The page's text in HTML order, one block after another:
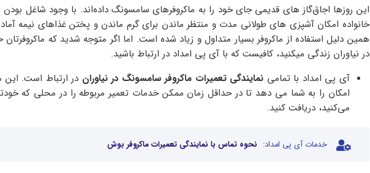
این روزها اجاق‌گاز های قدیمی جای خود را به ماکروفرهای سامسونگ داده‌‌اند. با وجود شاغل بودن
خانواده امکان آشپزی های طولانی مدت و منتظر ماندن برای گرم ماندن و پختن غذاهای نیمه
همین دلیل استفاده از ماکروفر بسیار متداول و زیاد شده است. اما اگر متوجه شدید که
در نیاوران زندگی میکنید، کافیست که با آی پی امداد در ارتباط باشید.
آی پی امداد با تمامی نمایندگی تعمیرات ماکروفر سامسونگ در نیاوران در ارتباط است.
امکان را به شما می دهد تا در حداقل زمان ممکن خدمات تعمیر مربوطه را در محلی که
می‌کنید، دریافت کنید.
خدمات آی پی امداد: نحوه تماس با نمایندگی تعمیرات ماکروفر بوش